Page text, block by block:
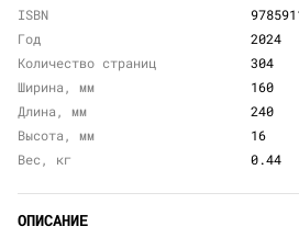
ISBN
Год
2024
Количество страниц
304
Ширина, мм
160
Длина, мм
240
Высота, мм
16
Вес, кг
0.44
ОПИСАНИЕ